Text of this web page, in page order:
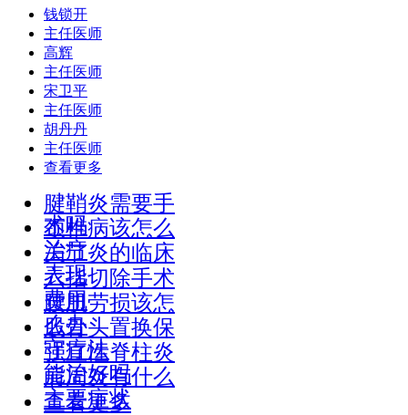
钱锁开
主任医师
高辉
主任医师
宋卫平
主任医师
胡丹丹
主任医师
查看更多
腱鞘炎需要手
术吗
颈椎病该怎么
治疗
关节炎的临床
表现
六指切除手术
费用
腰肌劳损该怎
么办
股骨头置换保
守疗法
强直性脊柱炎
能治好吗
肩周炎有什么
主要症状
查看更多